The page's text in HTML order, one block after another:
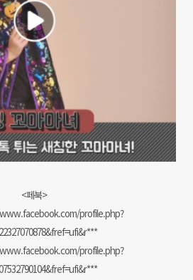
<페북>
profile.php?
profile.php?